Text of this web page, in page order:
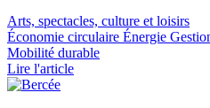
Arts, spectacles, culture et loisirs
Économie circulaire Énergie
Mobilité durable
Lire l'article